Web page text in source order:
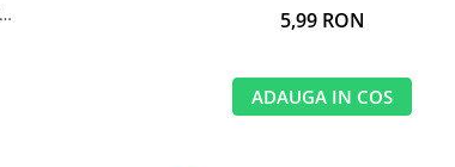
5,99 RON
ADAUGA IN COS